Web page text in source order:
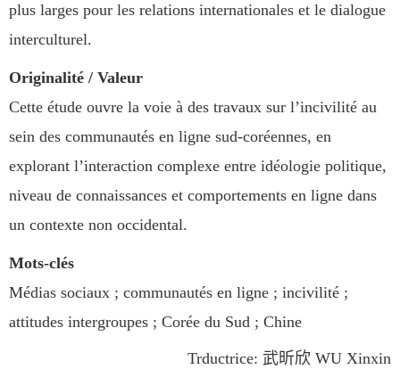
plus larges pour les relations internationales et le dialogue
interculturel.
Originalité / Valeur
Cette étude ouvre la voie à des travaux sur l’incivilité au
sein des communautés en ligne sud-coréennes, en
explorant l’interaction complexe entre idéologie politique,
niveau de connaissances et comportements en ligne dans
un contexte non occidental.
Mots-clés
Médias sociaux ; communautés en ligne ; incivilité ;
attitudes intergroupes ; Corée du Sud ; Chine
Trductrice: 武昕欣 WU Xinxin